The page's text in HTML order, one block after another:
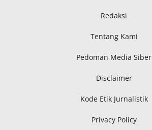
Redaksi
Tentang Kami
Pedoman Media Siber
Disclaimer
Kode Etik Jurnalistik
Privacy Policy